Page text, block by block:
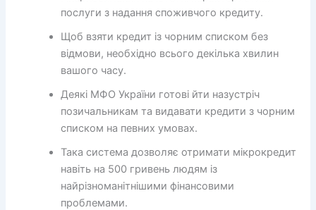
послуги з надання споживчого кредиту.
Щоб взяти кредит із чорним списком без
відмови, необхідно всього декілька хвилин
вашого часу.
Деякі МФО України готові йти назустріч
позичальникам та видавати кредити з чорним
списком на певних умовах.
Така система дозволяє отримати мікрокредит
навіть на 500 гривень людям із
найрізноманітнішими фінансовими
проблемами.